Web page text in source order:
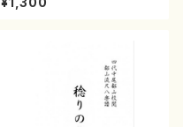
番：50